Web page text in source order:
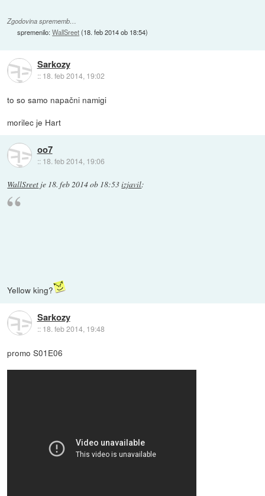
Zgodovina sprememb…
spremenilo:WallSreet(18. feb 2014 ob 18:54)
Sarkozy
:: 18. feb 2014, 19:02
to so samo napačni namigi
morilec je Hart
oo7
:: 18. feb 2014, 19:06
WallSreet je 18. feb 2014 ob 18:53izjavil:
Yellow king?
Sarkozy
:: 18. feb 2014, 19:48
promo S01E06